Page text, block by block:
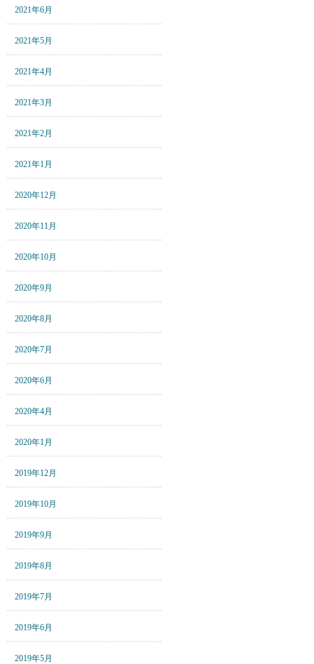
2021年6月
2021年5月
2021年4月
2021年3月
2021年2月
2021年1月
2020年12月
2020年11月
2020年10月
2020年9月
2020年8月
2020年7月
2020年6月
2020年4月
2020年1月
2019年12月
2019年10月
2019年9月
2019年8月
2019年7月
2019年6月
2019年5月